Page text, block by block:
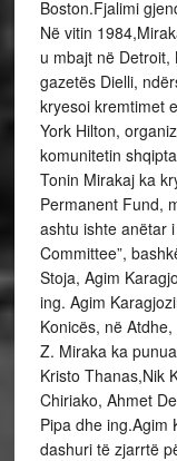
Boston.Fjalimi
Në vitin
u mbajt në
gazetës Dielli,
kryesoi kremtimet
York Hilton,
komunitetin
Tonin Mirakaj ka
Permanent Fund,
ashtu ishte anëtar i
Committee”,
Stoja, Agim
ing. Agim
Konicës, në Atdhe,
Z. Miraka ka
Kristo Thanas,Nik
Chiriako, Ahmet
Pipa dhe ing.Agim
dashuri të zjarrtë